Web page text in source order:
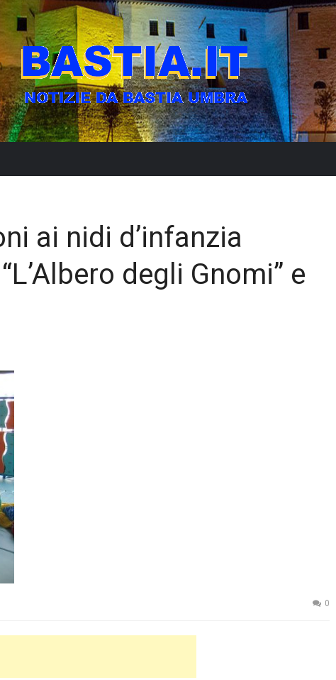
ai nidi d’infanzia
degli Gnomi” e
0